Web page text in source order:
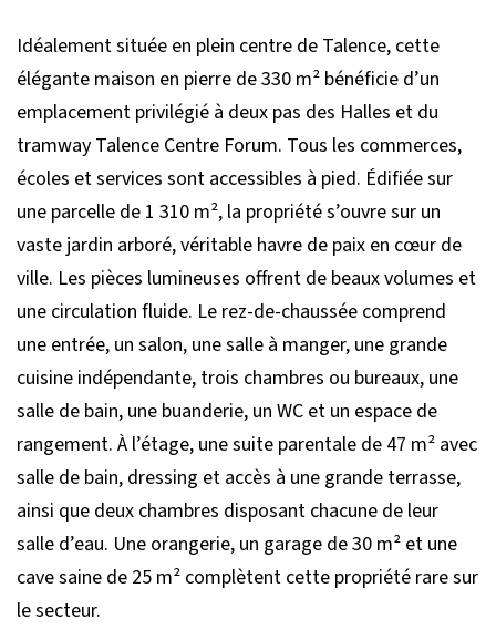
Idéalement située en plein centre de Talence, cette
élégante maison en pierre de 330 m² bénéficie d’un
emplacement privilégié à deux pas des Halles et du
tramway Talence Centre Forum. Tous les commerces,
écoles et services sont accessibles à pied. Édifiée sur
une parcelle de 1 310 m², la propriété s’ouvre sur un
vaste jardin arboré, véritable havre de paix en cœur de
ville. Les pièces lumineuses offrent de beaux volumes et
une circulation fluide. Le rez-de-chaussée comprend
une entrée, un salon, une salle à manger, une grande
cuisine indépendante, trois chambres ou bureaux, une
salle de bain, une buanderie, un WC et un espace de
rangement. À l’étage, une suite parentale de 47 m² avec
salle de bain, dressing et accès à une grande terrasse,
ainsi que deux chambres disposant chacune de leur
salle d’eau. Une orangerie, un garage de 30 m² et une
cave saine de 25 m² complètent cette propriété rare sur
le secteur.